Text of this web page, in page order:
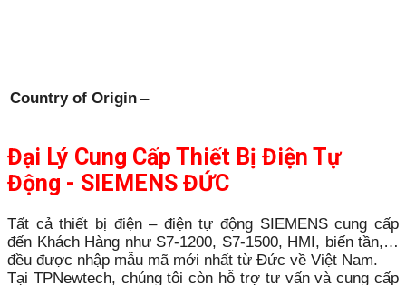
Country of Origin –
Đại Lý Cung Cấp Thiết Bị Điện Tự
Động - SIEMENS ĐỨC
Tất cả thiết bị điện – điện tự động SIEMENS cung cấp
đến Khách Hàng như S7-1200, S7-1500, HMI, biến tần,…
đều được nhập mẫu mã mới nhất từ Đức về Việt Nam.
Tại TPNewtech, chúng tôi còn hỗ trợ tư vấn và cung cấp